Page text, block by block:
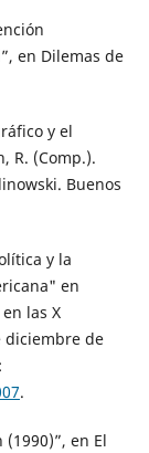
en Dilemas de
y el
R. (Comp.).
Buenos
y la
en
las X
diciembre de
.
en El